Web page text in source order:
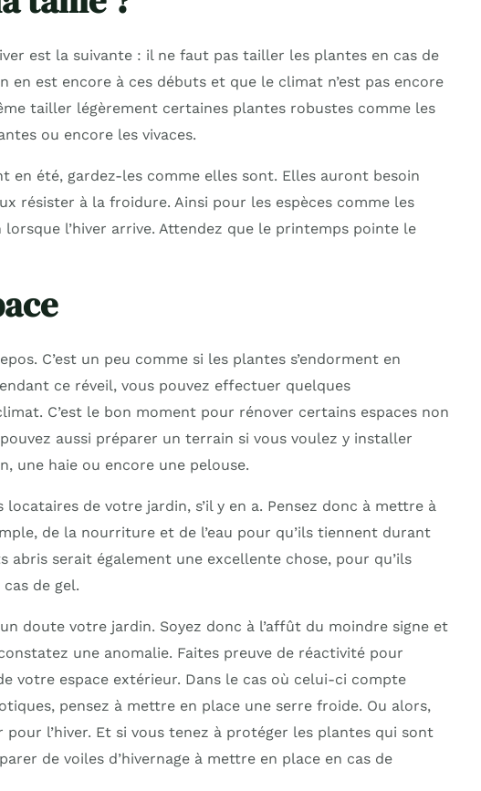
est la suivante : il ne faut pas tailler les plantes en cas de
en est encore à ces débuts et que le climat n’est pas encore
tailler légèrement certaines plantes robustes comme les
ou encore les vivaces.
en été, gardez-les comme elles sont. Elles auront besoin
résister à la froidure. Ainsi pour les espèces comme les
l’hiver arrive. Attendez que le printemps pointe le
C’est un peu comme si les plantes s’endorment en
ce réveil, vous pouvez effectuer quelques
C’est le bon moment pour rénover certains espaces non
aussi préparer un terrain si vous voulez y installer
une haie ou encore une pelouse.
de votre jardin, s’il y en a. Pensez donc à mettre à
de la nourriture et de l’eau pour qu’ils tiennent durant
abris serait également une excellente chose, pour qu’ils
de gel.
doute votre jardin. Soyez donc à l’affût du moindre signe et
une anomalie. Faites preuve de réactivité pour
votre espace extérieur. Dans le cas où celui-ci compte
pensez à mettre en place une serre froide. Ou alors,
pour l’hiver. Et si vous tenez à protéger les plantes qui sont
de voiles d’hivernage à mettre en place en cas de